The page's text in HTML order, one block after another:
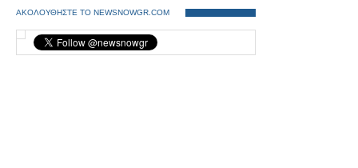
ΑΚΟΛΟΥΘΗΣΤΕ ΤΟ NEWSNOWGR.COM